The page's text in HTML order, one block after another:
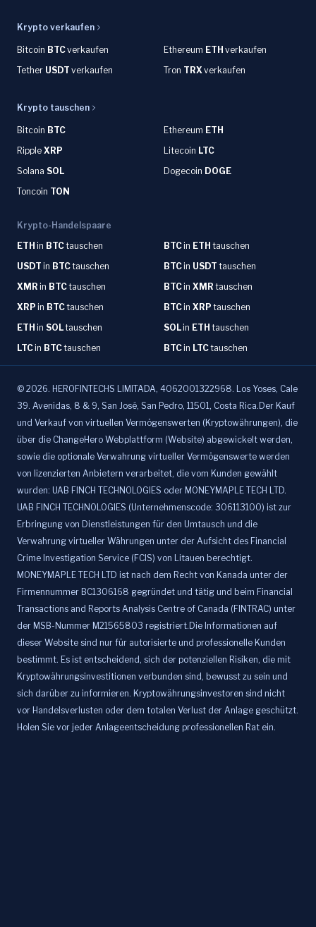
Krypto verkaufen
Bitcoin BTCverkaufen Ethereum ETH verkaufen
Tether USDT verkaufen Tron TRXverkaufen
Krypto tauschen
Bitcoin BTC Ethereum ETH
Ripple XRP Litecoin LTC
Solana SOL Dogecoin DOGE
Toncoin TON
Krypto-Handelspaare
ETH in BTCtauschen BTCin ETH tauschen
USDT in BTCtauschen BTCin USDT tauschen
XMR in BTCtauschen BTCin XMR tauschen
XRP in BTCtauschen BTCin XRP tauschen
ETH in SOLtauschen SOLin ETH tauschen
LTCin BTCtauschen BTCin LTCtauschen
© 2026. HEROFINTECHS LIMITADA, 4062001322968. Los Yoses, Cale
39. Avenidas, 8 & 9, San José, San Pedro, 11501, Costa Rica.Der Kauf
und Verkauf von virtuellen Vermögenswerten (Kryptowährungen), die
über die ChangeHero Webplattform (Website) abgewickelt werden,
sowie die optionale Verwahrung virtueller Vermögenswerte werden
von lizenzierten Anbietern verarbeitet, die vom Kunden gewählt
wurden: UAB FINCH TECHNOLOGIES oder MONEYMAPLE TECH LTD.
UAB FINCH TECHNOLOGIES (Unternehmenscode: 306113100) ist zur
Erbringung von Dienstleistungen für den Umtausch und die
Verwahrung virtueller Währungen unter der Aufsicht des Financial
Crime Investigation Service (FCIS) von Litauen berechtigt.
MONEYMAPLE TECH LTD ist nach dem Recht von Kanada unter der
Firmennummer BC1306168 gegründet und tätig und beim Financial
Transactions and Reports Analysis Centre of Canada (FINTRAC) unter
der MSB-Nummer M21565803 registriert.Die Informationen auf
dieser Website sind nur für autorisierte und professionelle Kunden
bestimmt. Es ist entscheidend, sich der potenziellen Risiken, die mit
Kryptowährungsinvestitionen verbunden sind, bewusst zu sein und
sich darüber zu informieren. Kryptowährungsinvestoren sind nicht
vor Handelsverlusten oder dem totalen Verlust der Anlage geschützt.
Holen Sie vor jeder Anlageentscheidung professionellen Rat ein.